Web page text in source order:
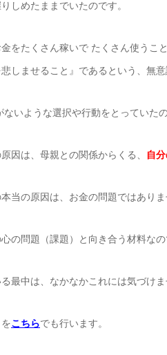
しめたままでいたのです。
をたくさん稼いで たくさん使うこ
しませること』であるという、無
いような選択や行動をとっていたの
因は、母親との関係からくる、 自
当の原因は、お金の問題ではありま
の問題（課題）と向き合う材料なの
最中は、なかなかこれには気づけま
こちらでも行います。